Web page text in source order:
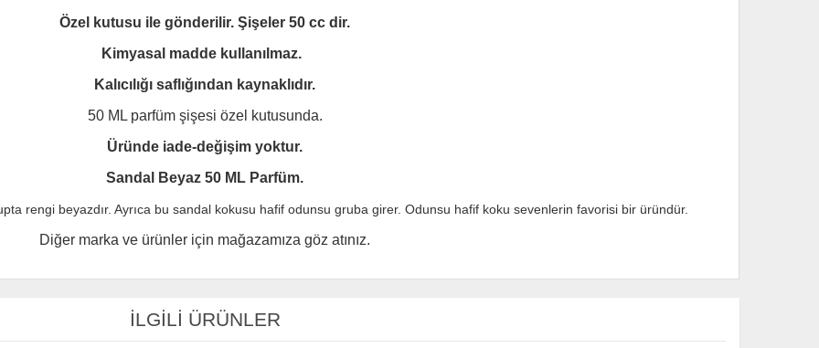
Özel kutusu ile gönderilir. Şişeler 50 cc dir.
Kimyasal madde kullanılmaz.
Kalıcılığı saflığından kaynaklıdır.
50 ML parfüm şişesi özel kutusunda.
Üründe iade-değişim yoktur.
Sandal Beyaz 50 ML Parfüm.
rengi beyazdır. Ayrıca bu sandal kokusu hafif odunsu gruba girer. Odunsu hafif koku sevenlerin favorisi bir üründür.
Diğer marka ve ürünler için mağazamıza göz atınız.
İLGİLİ ÜRÜNLER